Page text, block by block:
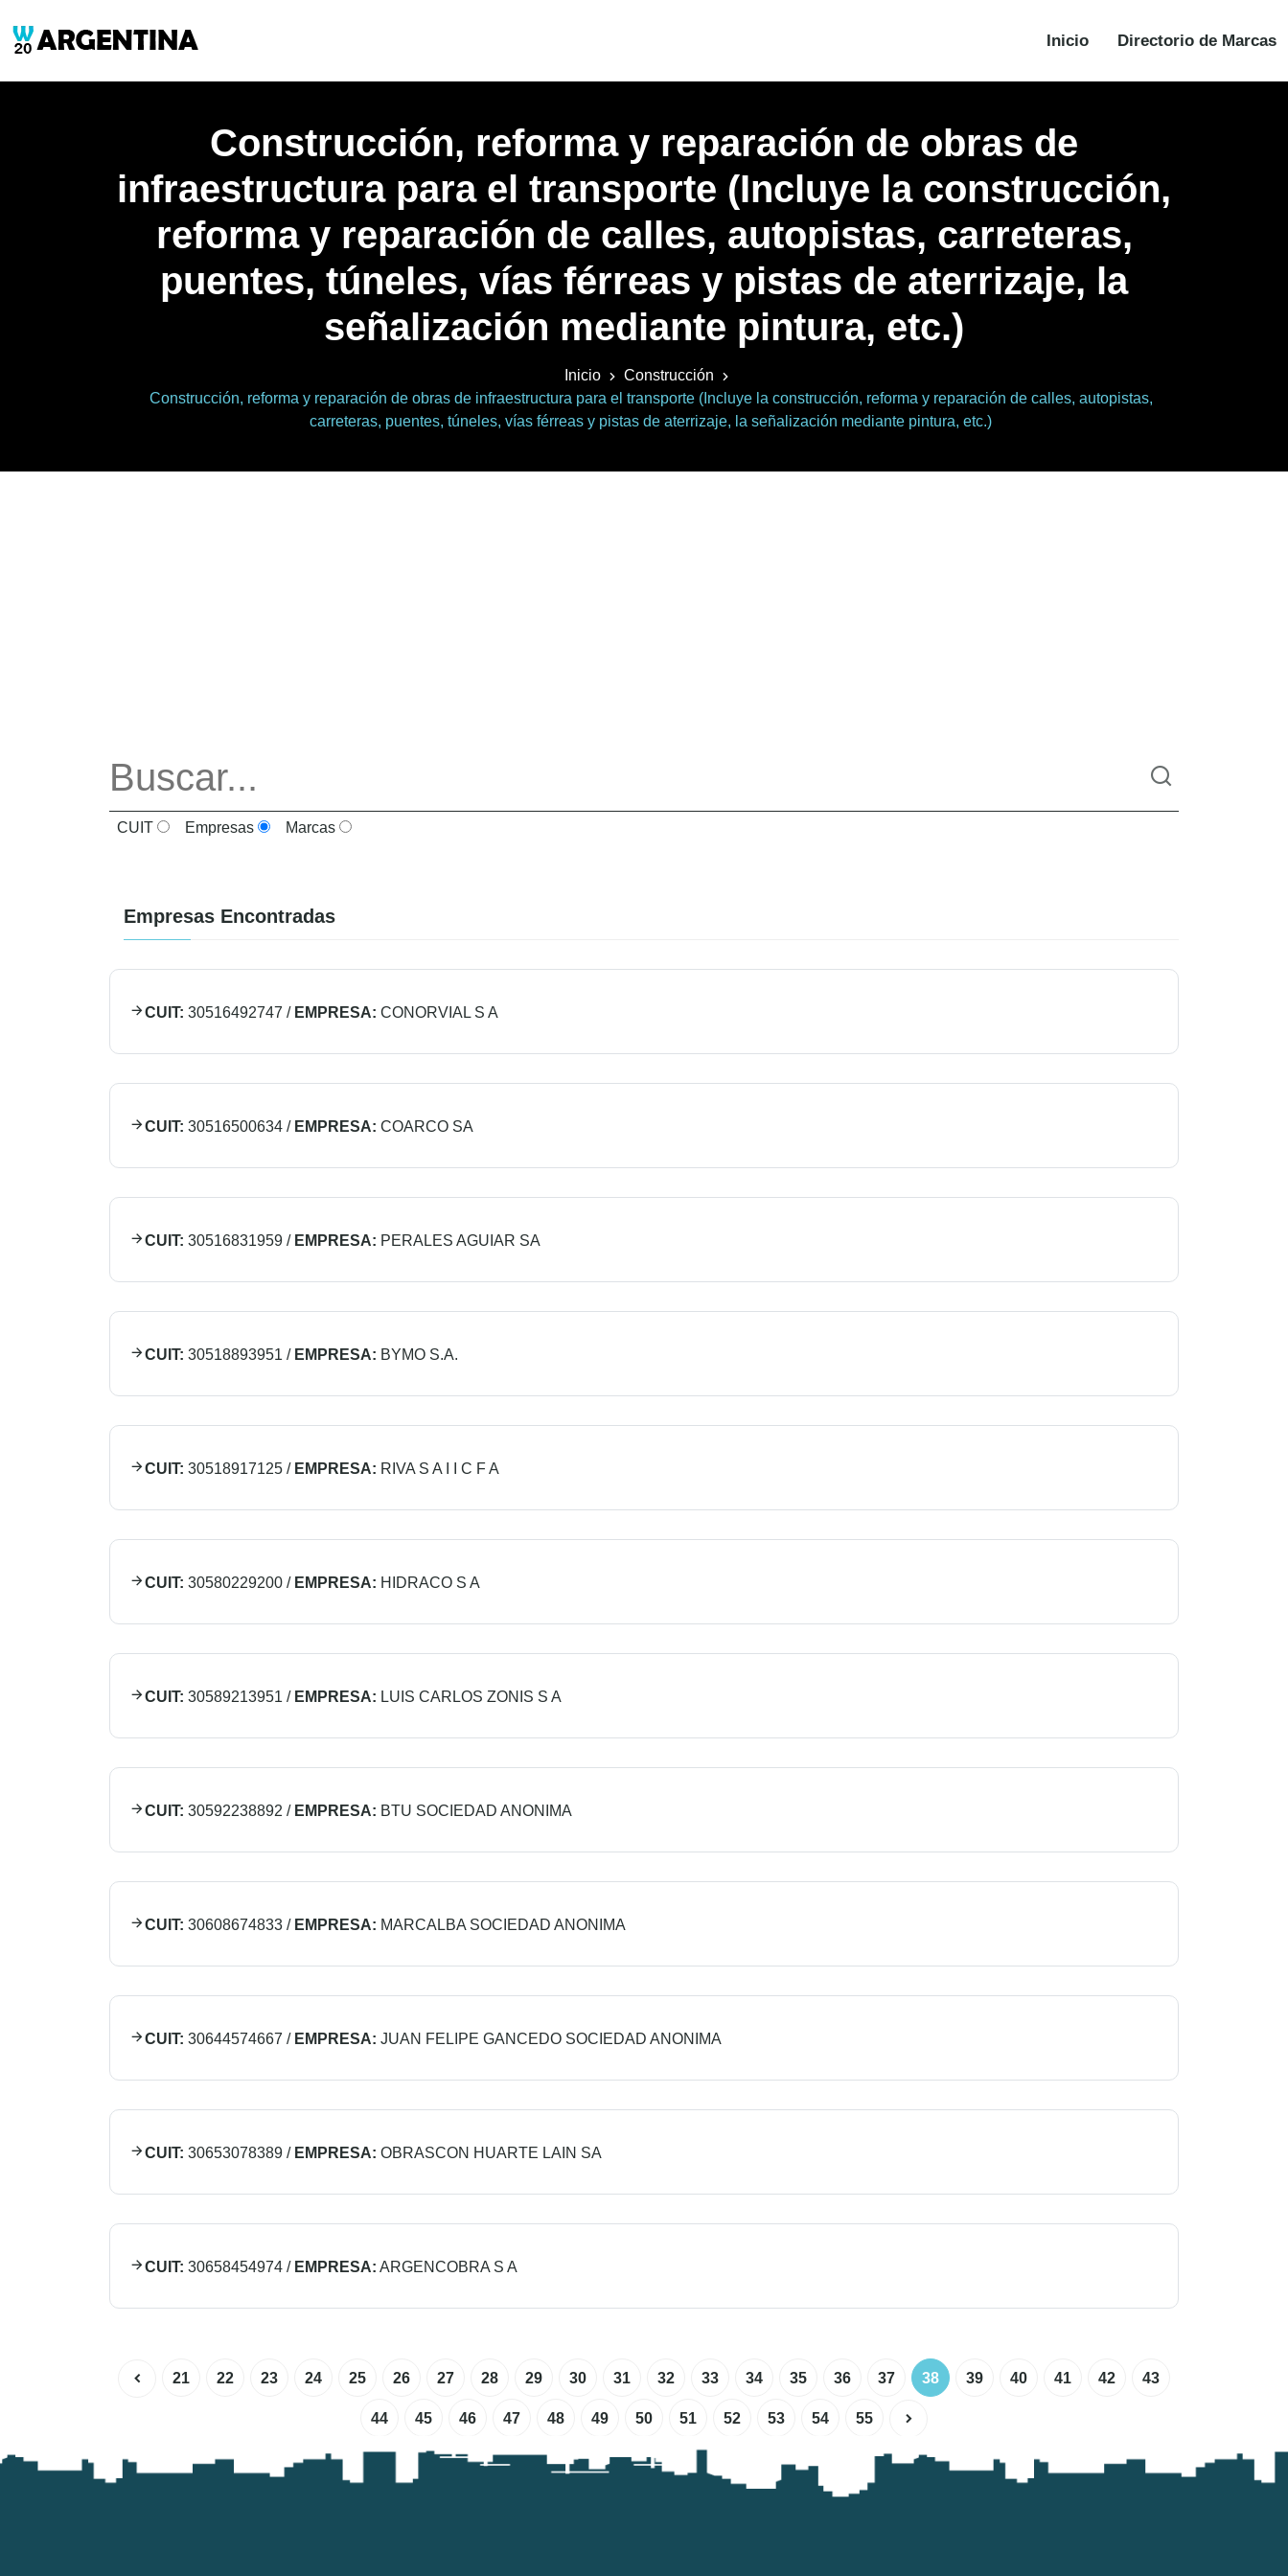
Inicio Directorio de Marcas
Construcción, reforma y reparación de obras de
infraestructura para el transporte (Incluye la construcción,
reforma y reparación de calles, autopistas, carreteras,
puentes, túneles, vías férreas y pistas de aterrizaje, la
señalización mediante pintura, etc.)
Inicio
Construcción
Construcción, reforma y reparación de obras de infraestructura para el transporte (Incluye la construcción, reforma y reparación de calles, autopistas,
carreteras, puentes, túneles, vías férreas y pistas de aterrizaje, la señalización mediante pintura, etc.)
CUIT Empresas Marcas
Empresas Encontradas
CUIT: 30516492747 / EMPRESA: CONORVIAL S A
CUIT: 30516500634 / EMPRESA: COARCO SA
CUIT: 30516831959 / EMPRESA: PERALES AGUIAR SA
CUIT: 30518893951 / EMPRESA: BYMO S.A.
CUIT: 30518917125 / EMPRESA: RIVA S A I I C F A
CUIT: 30580229200 / EMPRESA: HIDRACO S A
CUIT: 30589213951 / EMPRESA: LUIS CARLOS ZONIS S A
CUIT: 30592238892 / EMPRESA: BTU SOCIEDAD ANONIMA
CUIT: 30608674833 / EMPRESA: MARCALBA SOCIEDAD ANONIMA
CUIT: 30644574667 / EMPRESA: JUAN FELIPE GANCEDO SOCIEDAD ANONIMA
CUIT: 30653078389 / EMPRESA: OBRASCON HUARTE LAIN SA
CUIT: 30658454974 / EMPRESA: ARGENCOBRA S A
21 22 23 24 25 26 27 28 29 30 31 32 33 34 35 36 37 38 39 40 41 42 43
44 45 46 47 48 49 50 51 52 53 54 55